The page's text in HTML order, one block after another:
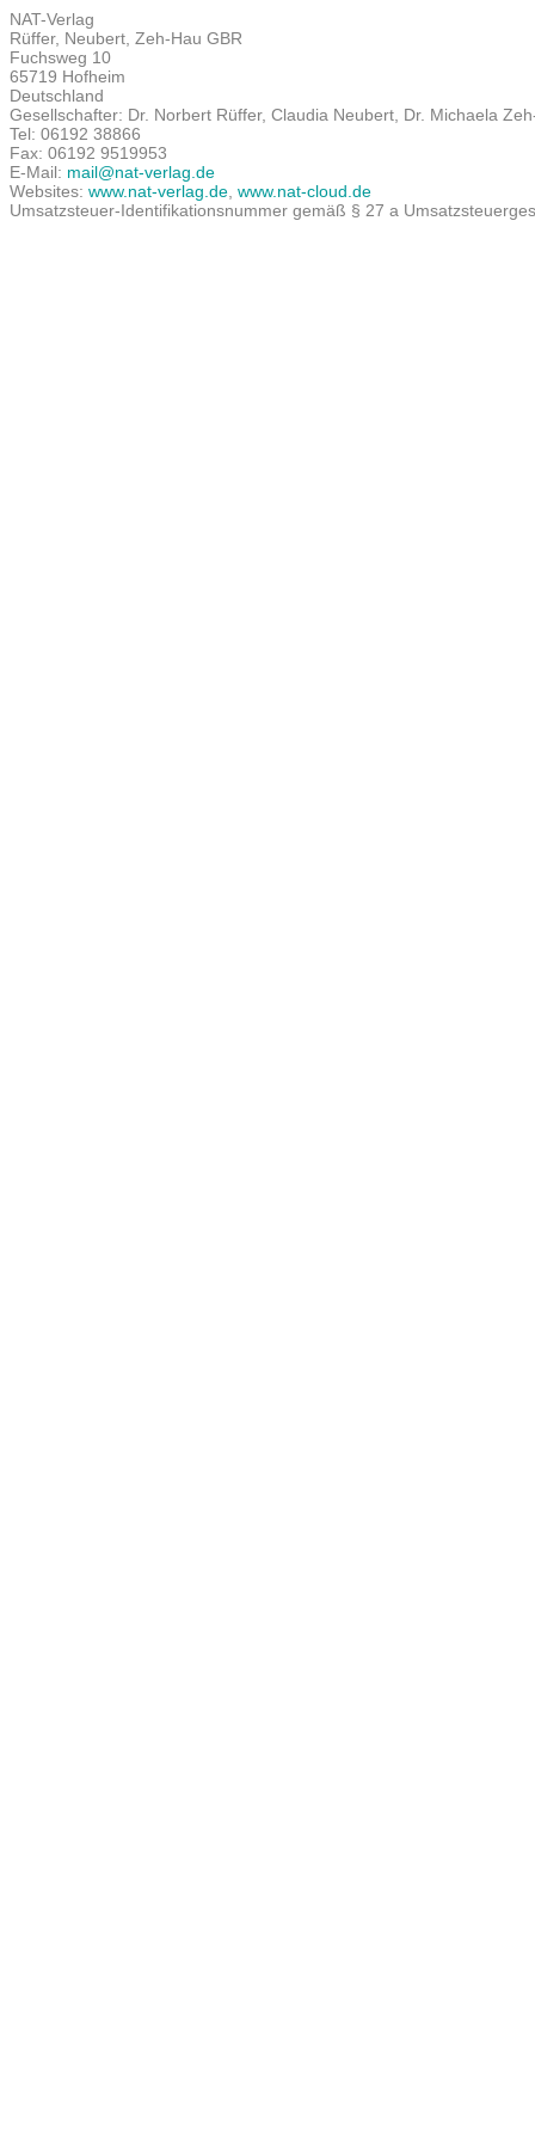
NAT-Verlag
Rüffer, Neubert, Zeh-Hau GBR
Fuchsweg 10
65719 Hofheim
Deutschland
Gesellschafter: Dr. Norbert Rüffer, Claudia Neubert, Dr. Michaela
Tel: 06192 38866
Fax: 06192 9519953
E-Mail: mail@nat-verlag.de
Websites: www.nat-verlag.de www.nat-cloud.de
Umsatzsteuer-Identifikationsnummer gemäß § 27 a